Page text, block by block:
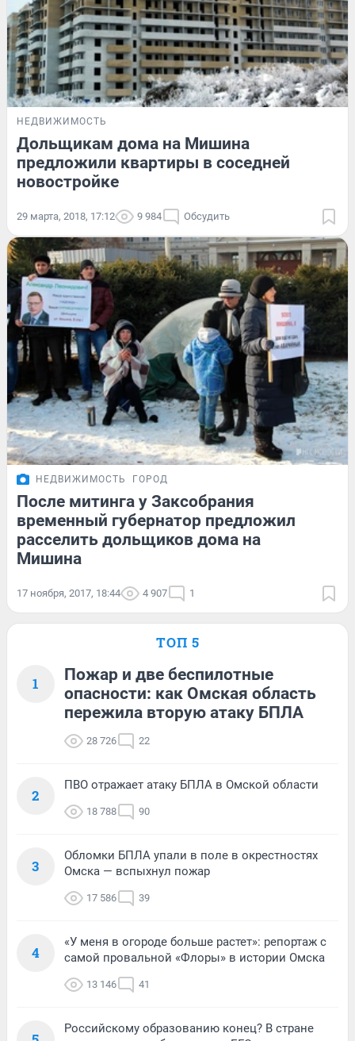
НЕДВИЖИМОСТЬ
Дольщикам дома на Мишина
предложили квартиры в соседней
новостройке
29 марта, 2018, 17:12 9 984 Обсудить
НЕДВИЖИМОСТЬ ГОРОД
После митинга у Заксобрания
временный губернатор предложил
расселить дольщиков дома на
Мишина
17 ноября, 2017, 18:44 4 907 1
ТОП 5
1
Пожар и две беспилотные
опасности: как Омская область
пережила вторую атаку БПЛА
28 726 22
2
ПВО отражает атаку БПЛА в Омской области
18 788 90
3
Обломки БПЛА упали в поле в окрестностях
Омска — вспыхнул пожар
17 586 39
4
«У меня в огороде больше растет»: репортаж с
самой провальной «Флоры» в истории Омска
13 146 41
Российскому образованию конец? В стране